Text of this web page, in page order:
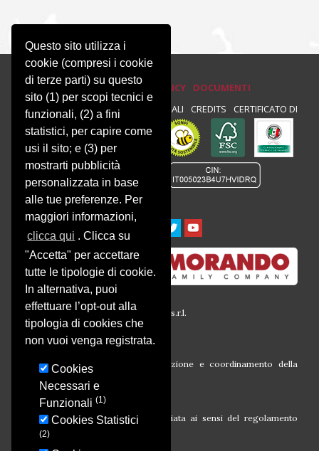
Questo sito utilizza i
cookie (compresi i cookie
di terze parti) su questo
sito (1) per scopi tecnici e
funzionali, (2) a fini
statistici, per capire come
usi il sito; e (3) per
mostrarti pubblicità
personalizzata in base
alle tue preferenze. Per
maggiori informazioni,
clicca qui . Clicca su
"Accetta" per accettare
tutte le tipologie di cookie.
In alternativa, puoi
effettuare l’opt-out alla
tipologia di cookies che
non vuoi venga registrata.
Cookies
Necessari e
Funzionali (1)
Cookies Statistici
(2)
PRIVACY E COOKIE POLICY
DOCUMENTI
PRIVACY NEWSLETTER NOTE LEGALI CREDITS CERTIFICATO DI
CONFORMITÀ :
© 2016 Società Agricola Montalbera s.r.l.
P.iva 00633260054
Via Montalbera, 1
Società soggetta all’attività di direzione e coordinamento della
Morando Holding S.r.l.
Campagna finanziata ai sensi del regolamento